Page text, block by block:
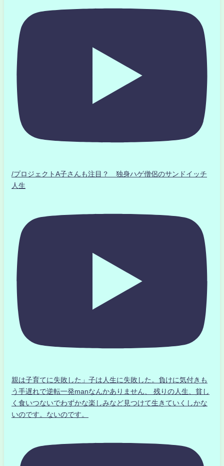
/プロジェクトA子さんも注目？ 独身ハゲ僧侶のサンドイッチ
人生
親は子育てに失敗した」子は人生に失敗した。負けに気付きも
う手遅れで逆転一発manなんかありません、 残りの人生、貧し
く食いつないでわずかな楽しみなど見つけて生きていくしかな
いのです。ないのです。